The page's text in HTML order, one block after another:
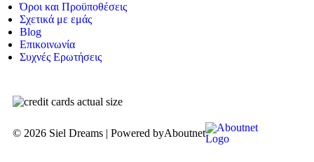
Όροι και Προϋποθέσεις
Σχετικά με εμάς
Blog
Επικοινωνία
Συχνές Ερωτήσεις
© 2026 Siel Dreams | Powered byAboutnet